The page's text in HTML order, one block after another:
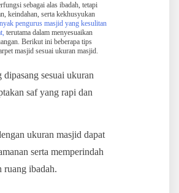
sebagai alas ibadah, tetapi
keindahan, serta kekhusyukan
pengurus masjid yang kesulitan
terutama dalam menyesuaikan
Berikut ini beberapa tips
masjid sesuai ukuran masjid.
ukuran masjid dapat
serta memperindah
ruang ibadah.